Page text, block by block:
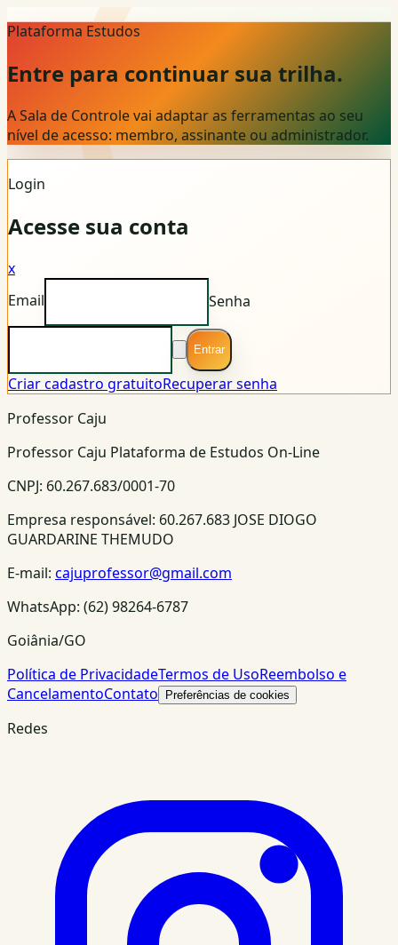
Plataforma Estudos
Entre para continuar sua trilha.
A Sala de Controle vai adaptar as ferramentas ao seu
nível de acesso: membro, assinante ou administrador.
Login
Acesse sua conta
x
Email
Senha
Entrar
Criar cadastro gratuitoRecuperar senha
Professor Caju
Professor Caju Plataforma de Estudos On-Line
CNPJ: 60.267.683/0001-70
Empresa responsável: 60.267.683 JOSE DIOGO
GUARDARINE THEMUDO
E-mail: cajuprofessor@gmail.com
WhatsApp: (62) 98264-6787
Goiânia/GO
Política de PrivacidadeTermos de UsoReembolso e
CancelamentoContato Preferências de cookies
Redes